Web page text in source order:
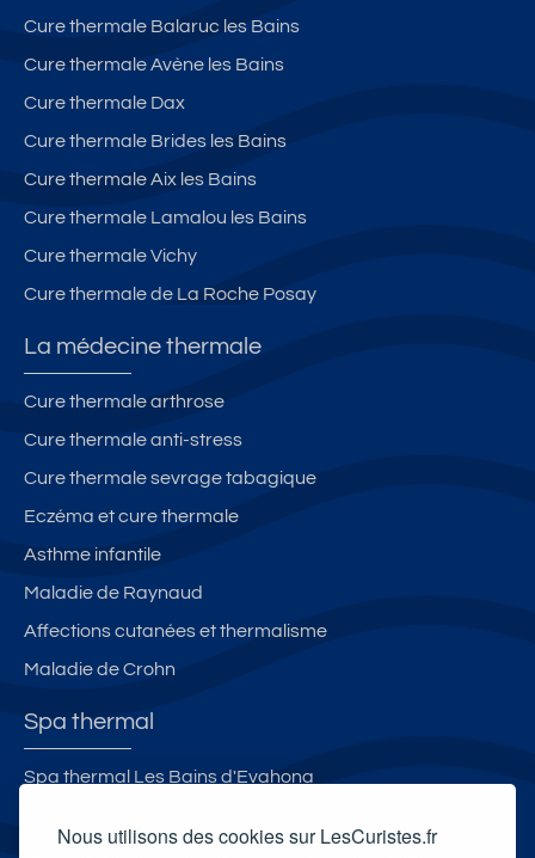
Nous utilisons des cookies sur LesCuristes.fr
Cure thermale Balaruc les Bains
Cure thermale Avène les Bains
Cure thermale Dax
Cure thermale Brides les Bains
Cure thermale Aix les Bains
Cure thermale Lamalou les Bains
Cure thermale Vichy
Cure thermale de La Roche Posay
La médecine thermale
Cure thermale arthrose
Cure thermale anti-stress
Cure thermale sevrage tabagique
Eczéma et cure thermale
Asthme infantile
Maladie de Raynaud
Affections cutanées et thermalisme
Maladie de Crohn
Spa thermal
Spa thermal Les Bains d'Evahona